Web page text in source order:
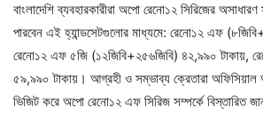
বাংলাদেশি ব্যবহারকারীরা অপো রেনো১২ সিরিজের
পারবেন এই হ্যান্ডসেটগুলোর মাধ্যমে: রেনো১২ এফ
রেনো১২ এফ ৫জি (১২জিবি+২৫৬জিবি) ৪২,৯৯০ টাকায়,
৫৯,৯৯০ টাকায়। আগ্রহী ও সম্ভাব্য ক্রেতারা অফিসিয়াল
ভিজিট করে অপো রেনো১২ এফ সিরিজ সম্পর্কে বিস্তারিত